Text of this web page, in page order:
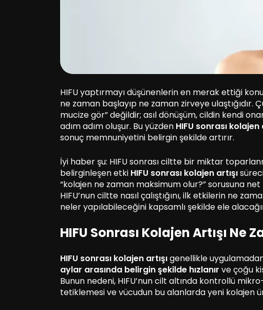
HIFU yaptırmayı düşünenlerin en merak ettiği
ne zaman başlayıp ne zaman zirveye ulaştığıdır.
mucize gör” değildir; asıl dönüşüm, cildin kendi
adım adım oluşur. Bu yüzden HIFU sonrası kolajen
sonuç memnuniyetini belirgin şekilde artırır.
İyi haber şu: HIFU sonrası ciltte bir miktar
belirginleşen etki HIFU sonrası kolajen artışı
“kolajen ne zaman maksimum olur?” sorusuna
HIFU’nun ciltte nasıl çalıştığını, ilk etkilerin ne
neler yapılabileceğini kapsamlı şekilde ele
HIFU Sonrası Kolajen Artışı Ne
HIFU sonrası kolajen artışıgenellikle
aylar arasında belirgin şekilde hızlanır ve çoğu
Bunun nedeni, HIFU’nun cilt altında kontrollü
tetiklemesi ve vücudun bu alanlarda yeni kolajen